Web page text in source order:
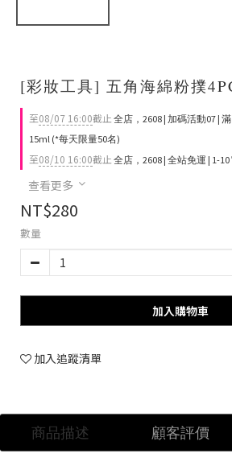
[彩妝工具] 五角海綿粉撲
至08/07 16:00截止 全店，2608 | 加碼活動07 |
15ml (*每天限量50名)
至08/10 16:00截止 全店，2608 | 全站免運 | 1-
查看更多
NT$280
數量
加入購物車
加入追蹤清單
商品描述 顧客評價